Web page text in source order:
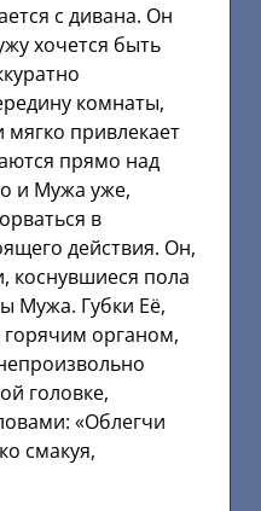
с дивана. Он
хочется быть
комнаты,
мягко привлекает
прямо над
и Мужа уже,
в
действия. Он,
коснувшиеся пола
Мужа. Губки Её,
органом,
головке,
«Облегчи
смакуя,